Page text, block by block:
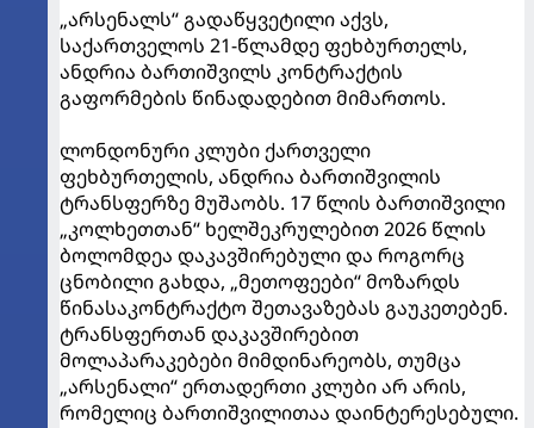
„არსენალს“ გადაწყვეტილი აქვს,
საქართველოს 21-წლამდე ფეხბურთელს,
ანდრია ბართიშვილს კონტრაქტის
გაფორმების წინადადებით მიმართოს.
ლონდონური კლუბი ქართველი
ფეხბურთელის, ანდრია ბართიშვილის
ტრანსფერზე მუშაობს. 17 წლის ბართიშვილი
„კოლხეთთან“ ხელშეკრულებით 2026 წლის
ბოლომდეა დაკავშირებული და როგორც
ცნობილი გახდა, „მეთოფეები“ მოზარდს
წინასაკონტრაქტო შეთავაზებას გაუკეთებენ.
ტრანსფერთან დაკავშირებით
მოლაპარაკებები მიმდინარეობს, თუმცა
„არსენალი“ ერთადერთი კლუბი არ არის,
რომელიც ბართიშვილითაა დაინტერესებული.